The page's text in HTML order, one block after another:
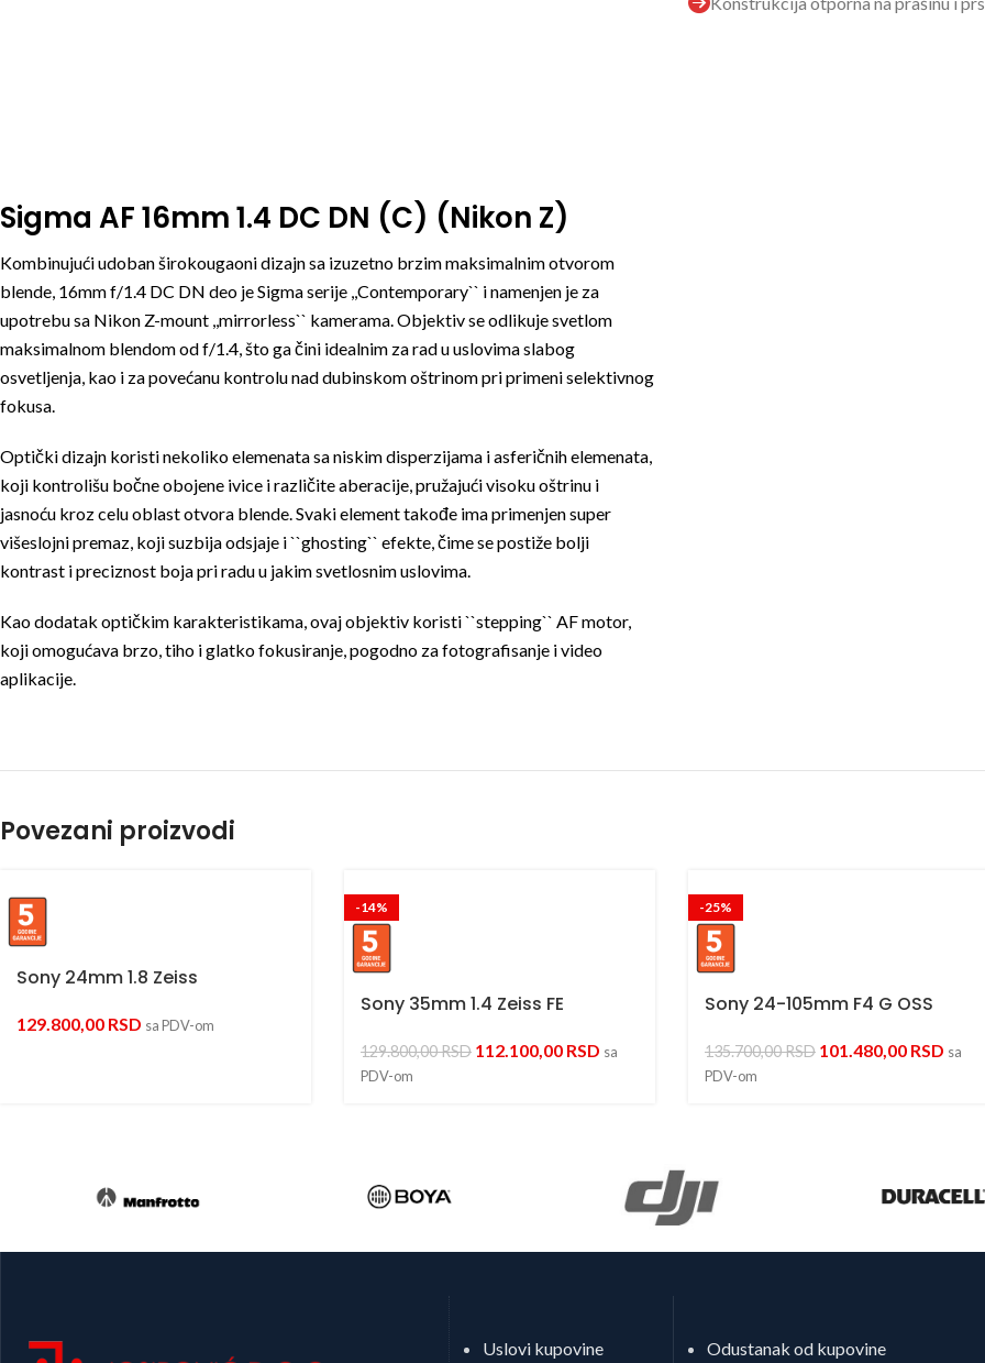
Sigma AF 16mm 1.4 DC DN (C) (Nikon Z)
Kombinujući udoban širokougaoni dizajn sa izuzetno brzim maksimalnim otvorom
blende, 16mm f/1.4 DC DN deo je Sigma serije ,,Contemporary`` i namenjen je za
upotrebu sa Nikon Z-mount ,,mirrorless`` kamerama. Objektiv se odlikuje svetlom
maksimalnom blendom od f/1.4, što ga čini idealnim za rad u uslovima slabog
osvetljenja, kao i za povećanu kontrolu nad dubinskom oštrinom pri primeni selektivnog
fokusa.
Optički dizajn koristi nekoliko elemenata sa niskim disperzijama i asferičnih elemenata,
koji kontrolišu bočne obojene ivice i različite aberacije, pružajući visoku oštrinu i
jasnoću kroz celu oblast otvora blende. Svaki element takođe ima primenjen super
višeslojni premaz, koji suzbija odsjaje i ``ghosting`` efekte, čime se postiže bolji
kontrast i preciznost boja pri radu u jakim svetlosnim uslovima.
Kao dodatak optičkim karakteristikama, ovaj objektiv koristi ``stepping`` AF motor,
koji omogućava brzo, tiho i glatko fokusiranje, pogodno za fotografisanje i video
aplikacije.
Povezani proizvodi
Sony 24mm 1.8 Zeiss
129.800,00 RSD sa PDV-om
-14%
Sony 35mm 1.4 Zeiss FE
129.800,00RSD 112.100,00 RSD sa
PDV-om
-25%
Sony 24-105mm F4 G OSS
135.700,00RSD 101.480,00 RSD sa
PDV-om
Uslovi kupovine Odustanak od kupovine